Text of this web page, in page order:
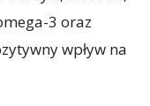
3 oraz
wpływ na